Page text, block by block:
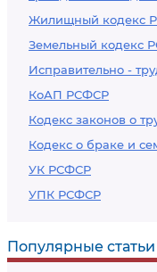
Жилищный кодекс
Земельный кодекс
Исправительно -
КоАП РСФСР
Кодекс законов о
Кодекс о браке и
УК РСФСР
УПК РСФСР
Популярные